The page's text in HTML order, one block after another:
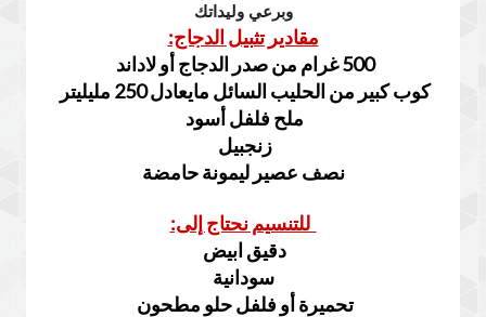
وبرعي وليداتك
مقادير تثبيل الدجاج:
500 غرام من صدر الدجاج أو لاداند
كوب كبير من الحليب السائل مايعادل 250 مليليتر
ملح فلفل أسود
زنجبيل
نصف عصير ليمونة حامضة
للتنسيم نحتاج إلى:
دقيق ابيض
سودانية
تحميرة أو فلفل حلو مطحون